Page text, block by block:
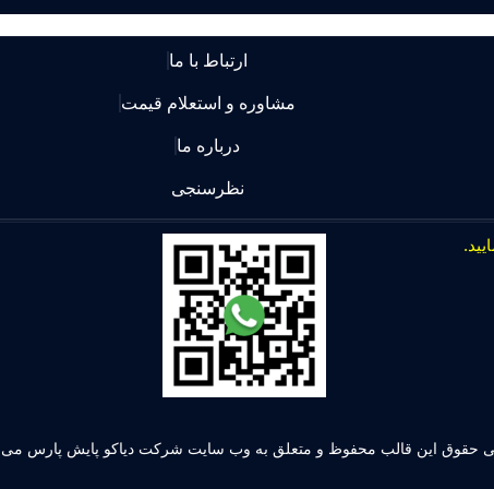
ارتباط با ما
مشاوره و استعلام قیمت
درباره ما
نظرسنجی
حقوق این قالب محفوظ و متعلق به وب سایت شرکت دیاکو پایش پارس می